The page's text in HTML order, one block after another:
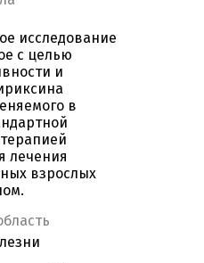
исследование
с целью
и
в
лечения
взрослых